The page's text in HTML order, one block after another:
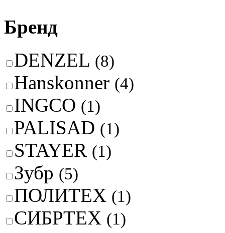
Бренд
DENZEL (8)
Hanskonner (4)
INGCO (1)
PALISAD (1)
STAYER (1)
Зубр (5)
ПОЛИТЕХ (1)
СИБРТЕХ (1)